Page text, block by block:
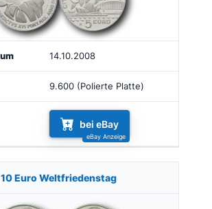
14.10.2008
9.600 (Polierte Platte)
bei eBay
10 Euro Weltfriedenstag